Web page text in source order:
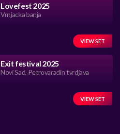
Lovefest 2025
Vrnjacka banja
VIEW SET
Exit festival 2025
Novi Sad, Petrovaradin tvrdjava
VIEW SET